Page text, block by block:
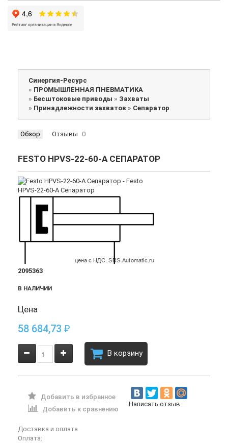
Синергия-Ресурс
» ПРОМЫШЛЕННАЯ ПНЕВМАТИКА
» Бесштоковые приводы » Захваты
» Принадлежности захватов » Сепаратор
Обзор Отзывы 0
FESTO HPVS-22-60-A СЕПАРАТОР
2095363
В НАЛИЧИИ
Цена
58 684,73 ₽
В корзину
Добавить в избранное
Добавить к сравнению
Написать отзыв
Доставка и оплата
Оплата: